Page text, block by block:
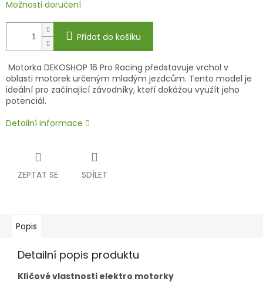
Možnosti doručení
Přidat do košíku
Motorka DEKOSHOP 16 Pro Racing představuje vrchol v
oblasti motorek určeným mladým jezdcům. Tento model je
ideální pro začínající závodníky, kteří dokážou využít jeho
potenciál.
Detailní informace
ZEPTAT SE SDÍLET
Popis
Detailní popis produktu
Klíčové vlastnosti elektro motorky